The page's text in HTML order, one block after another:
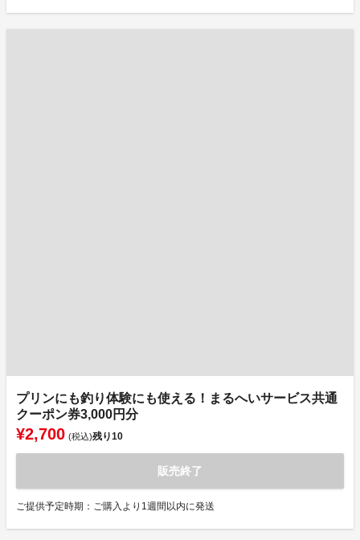
プリンにも釣り体験にも使える！まるへいサービス共通
クーポン券3,000円分
¥2,700 (税込)残り10
販売終了
ご提供予定時期：ご購入より1週間以内に発送